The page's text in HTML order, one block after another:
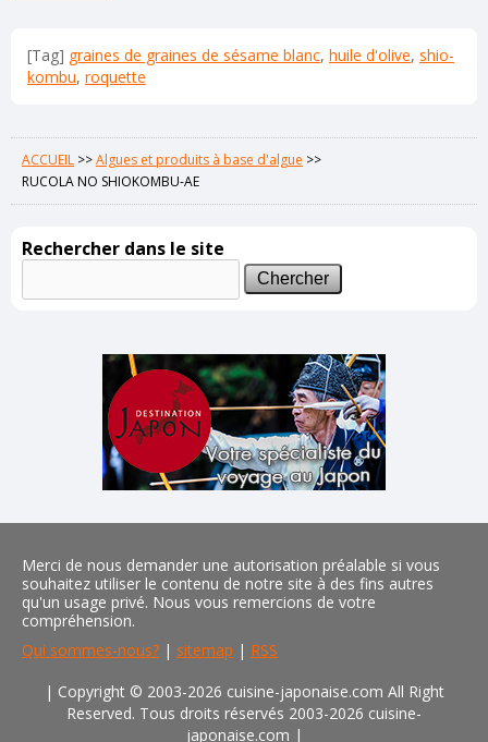
[Tag] graines de graines de sésame blanc, huile d'olive, shio-
kombu, roquette
ACCUEIL >>Algues et produits à base d'algue >>
RUCOLA NO SHIOKOMBU-AE
Rechercher dans le site
Merci de nous demander une autorisation préalable si vous
souhaitez utiliser le contenu de notre site à des fins autres
qu'un usage privé. Nous vous remercions de votre
compréhension.
Qui sommes-nous? | sitemap | RSS
| Copyright © 2003-2026 cuisine-japonaise.com All Right
Reserved. Tous droits réservés 2003-2026 cuisine-
japonaise.com |